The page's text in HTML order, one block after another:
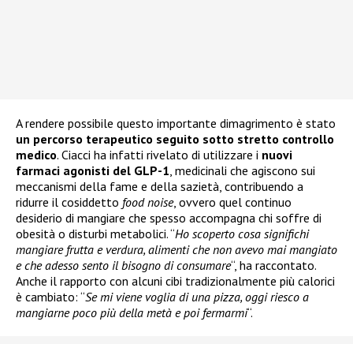
A rendere possibile questo importante dimagrimento è stato
un percorso terapeutico seguito sotto stretto controllo
medico. Ciacci ha infatti rivelato di utilizzare i nuovi
farmaci agonisti del GLP-1, medicinali che agiscono sui
meccanismi della fame e della sazietà, contribuendo a
ridurre il cosiddetto food noise, ovvero quel continuo
desiderio di mangiare che spesso accompagna chi soffre di
obesità o disturbi metabolici. “Ho scoperto cosa significhi
mangiare frutta e verdura, alimenti che non avevo mai mangiato
e che adesso sento il bisogno di consumare“, ha raccontato.
Anche il rapporto con alcuni cibi tradizionalmente più calorici
è cambiato: “Se mi viene voglia di una pizza, oggi riesco a
mangiarne poco più della metà e poi fermarmi“.